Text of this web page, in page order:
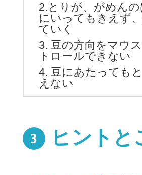
2.とりが、がめんの
にいってもきえず
ていく
3. 豆の方向をマウ
トロールできない
4. 豆にあたっても
えない
ヒントと